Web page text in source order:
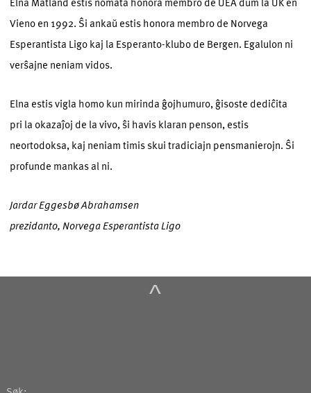
Vieno en 1992. Ŝi ankaŭ estis honora membro de Norvega
Esperantista Ligo kaj la Esperanto-klubo de Bergen. Egalulon ni
verŝajne neniam vidos.
Elna estis vigla homo kun mirinda ĝojhumuro, ĝisoste dediĉita
pri la okazaĵoj de la vivo, ŝi havis klaran penson, estis
neortodoksa, kaj neniam timis skui tradiciajn pensmanierojn. Ŝi
profunde mankas al ni.
Jardar Eggesbø Abrahamsen
prezidanto, Norvega Esperantista Ligo
^